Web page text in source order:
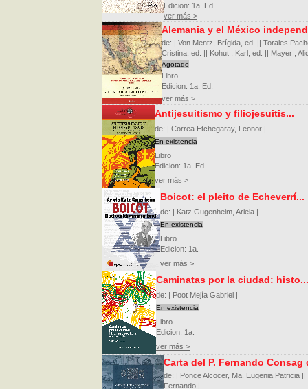
Edicion: 1a. Ed.
ver más >
Alemania y el México
de: | Von Mentz, Brígida, ed. || Torales
Cristina, ed. || Kohut , Karl, ed. || Mayer ,
Agotado
Libro
Edicion: 1a. Ed.
ver más >
Antijesuitismo y filiojesuitis...
de: | Correa Etchegaray, Leonor |
En existencia
Libro
Edicion: 1a. Ed.
ver más >
Boicot: el pleito de Echeverrí...
de: | Katz Gugenheim, Ariela |
En existencia
Libro
Edicion: 1a.
ver más >
Caminatas por la ciudad: histo...
de: | Poot Mejía Gabriel |
En existencia
Libro
Edicion: 1a.
ver más >
Carta del P. Fernando Consag
de: | Ponce Alcocer, Ma. Eugenia Patricia
Fernando |